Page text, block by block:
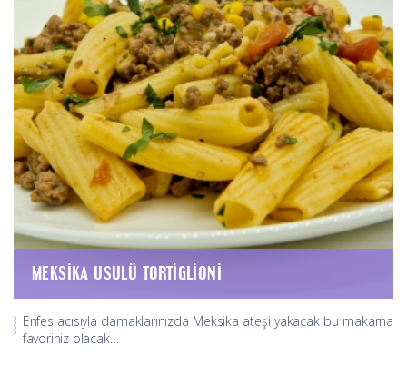
MEKSIKA USULÜ TORTIGLIONI
Enfes acısıyla damaklarınızda Meksika ateşi yakacak bu makarna
favoriniz olacak…